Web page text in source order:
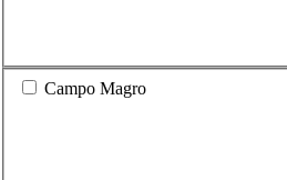
Campo Magro